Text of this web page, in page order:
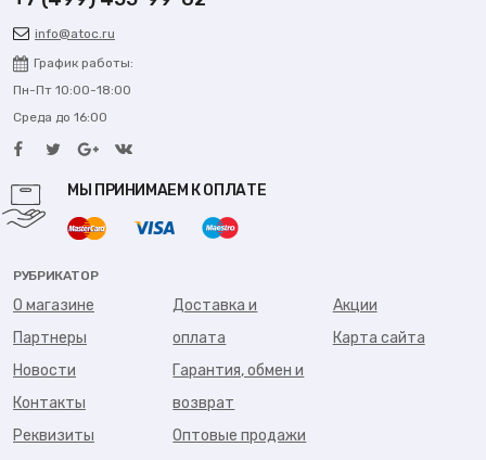
info@atoc.ru
График работы:
Пн-Пт 10:00-18:00
Среда до 16:00
МЫ ПРИНИМАЕМ К ОПЛАТЕ
РУБРИКАТОР
О магазине
Партнеры
Новости
Контакты
Реквизиты
Доставка и
оплата
Гарантия, обмен и
возврат
Оптовые продажи
Акции
Карта сайта